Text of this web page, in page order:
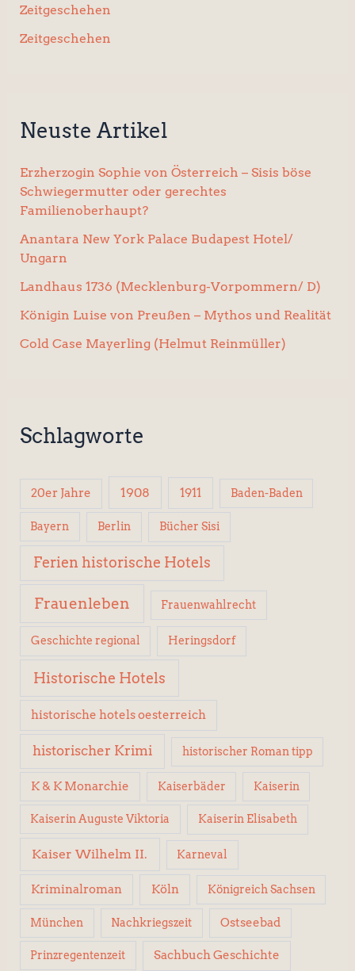
Zeitgeschehen
Zeitgeschehen
Neuste Artikel
Erzherzogin Sophie von Österreich – Sisis böse
Schwiegermutter oder gerechtes
Familienoberhaupt?
Anantara New York Palace Budapest Hotel/
Ungarn
Landhaus 1736 (Mecklenburg-Vorpommern/ D)
Königin Luise von Preußen – Mythos und Realität
Cold Case Mayerling (Helmut Reinmüller)
Schlagworte
20er Jahre 1908 1911 Baden-Baden
Bayern Berlin Bücher Sisi
Ferien historische Hotels
Frauenleben Frauenwahlrecht
Geschichte regional Heringsdorf
Historische Hotels
historische hotels oesterreich
historischer Krimi historischer Roman tipp
K & K Monarchie Kaiserbäder Kaiserin
Kaiserin Auguste Viktoria Kaiserin Elisabeth
Kaiser Wilhelm II. Karneval
Kriminalroman Köln Königreich Sachsen
München Nachkriegszeit Ostseebad
Prinzregentenzeit Sachbuch Geschichte